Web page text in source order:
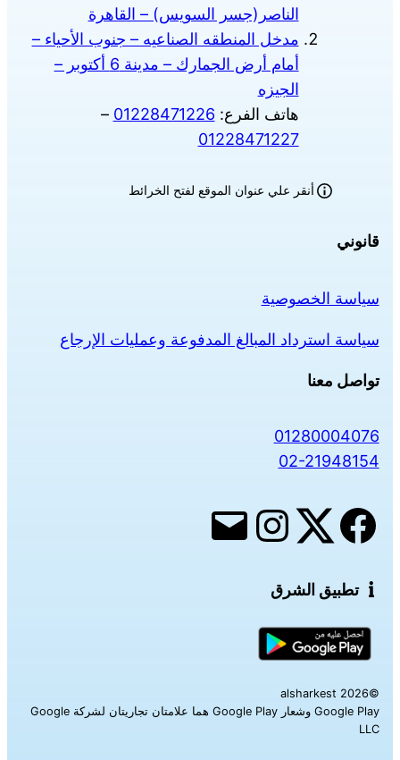
الناصر(جسر السويس) – القاهرة
مدخل المنطقه الصناعيه – جنوب الأحياء –
أمام أرض الجمارك – مدينة 6 أكتوبر –
الجيزه
هاتف الفرع: 01228471226
–
01228471227
أنقر علي عنوان الموقع لفتح الخرائط
قانوني
سياسة الخصوصية
سياسة استرداد المبالغ المدفوعة وعمليات الإرجاع
تواصل معنا
01280004076
02-21948154
تطبيق الشرق
©alsharkest 2026
Google Play وشعار Google Play هما علامتان تجاريتان لشركة Google
LLC‎